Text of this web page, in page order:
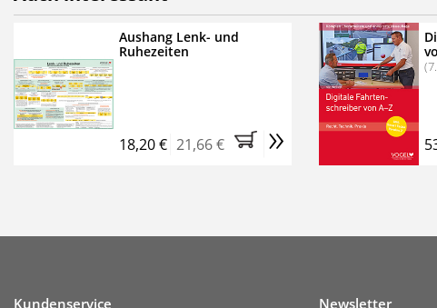
Kostenfreie Online-
Bestellen Sie jetzt das
Monate (inkl. der derzeitig
brauchen Sie nichts weiter
entstehen keine weiteren
Aushang Lenk- und
Ruhezeiten
18,20 € 21,66 € »
Kundenservice Newsletter